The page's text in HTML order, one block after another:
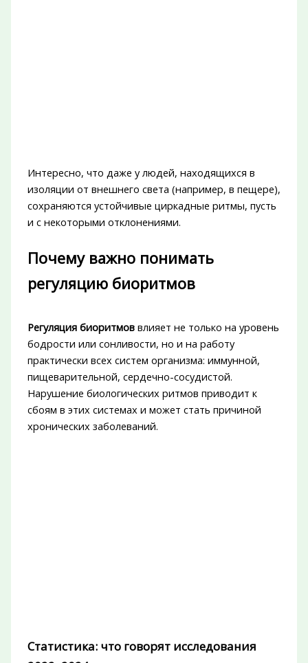
Интересно, что даже у людей, находящихся в
изоляции от внешнего света (например, в пещере),
сохраняются устойчивые циркадные ритмы, пусть
и с некоторыми отклонениями.
Почему важно понимать
регуляцию биоритмов
Регуляция биоритмоввлияет не только на уровень
бодрости или сонливости, но и на работу
практически всех систем организма: иммунной,
пищеварительной, сердечно-сосудистой.
Нарушение биологических ритмов приводит к
сбоям в этих системах и может стать причиной
хронических заболеваний.
Статистика: что говорят исследования